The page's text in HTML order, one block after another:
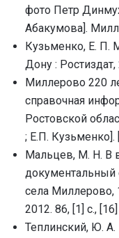
фото Петр
Абакумова].
Кузьменко, Е. П.
Дону : Ростиздат,
Миллерово 220
справочная
Ростовской
; Е.П. Кузьменко].
Мальцев, М. Н. В
документальный
села Миллерово,
2012. 86, [1] с.,
Теплинский, Ю. А.